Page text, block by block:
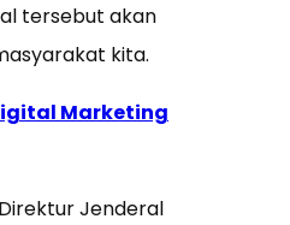
tersebut akan
kita.
Marketing
Jenderal